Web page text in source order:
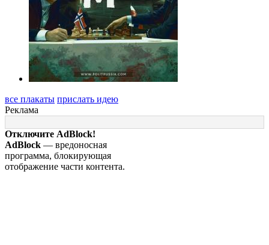
все плакаты прислать идею
Реклама
Отключите AdBlock!
AdBlock — вредоносная
программа, блокирующая
отображение части контента.